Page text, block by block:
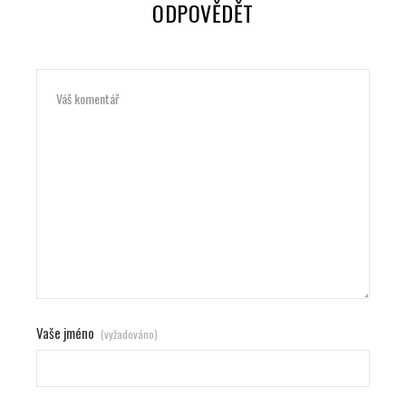
ODPOVĚDĚT
Vaše jméno (vyžadováno)